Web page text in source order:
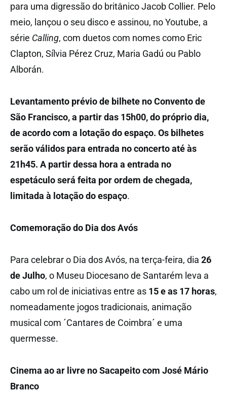
para uma digressão do britânico Jacob Collier. Pelo
meio, lançou o seu disco e assinou, no Youtube, a
série Calling, com duetos com nomes como Eric
Clapton, Sílvia Pérez Cruz, Maria Gadú ou Pablo
Alborán.
Levantamento prévio de bilhete no Convento de
São Francisco, a partir das 15h00, do próprio dia,
de acordo com a lotação do espaço. Os bilhetes
serão válidos para entrada no concerto até às
21h45. A partir dessa hora a entrada no
espetáculo será feita por ordem de chegada,
limitada à lotação do espaço.
Comemoração do Dia dos Avós
Para celebrar o Dia dos Avós, na terça-feira, dia 26
de Julho, o Museu Diocesano de Santarém leva a
cabo um rol de iniciativas entre as 15 e as 17 horas,
nomeadamente jogos tradicionais, animação
musical com ´Cantares de Coimbra´ e uma
quermesse.
Cinema ao ar livre no Sacapeito com José Mário
Branco